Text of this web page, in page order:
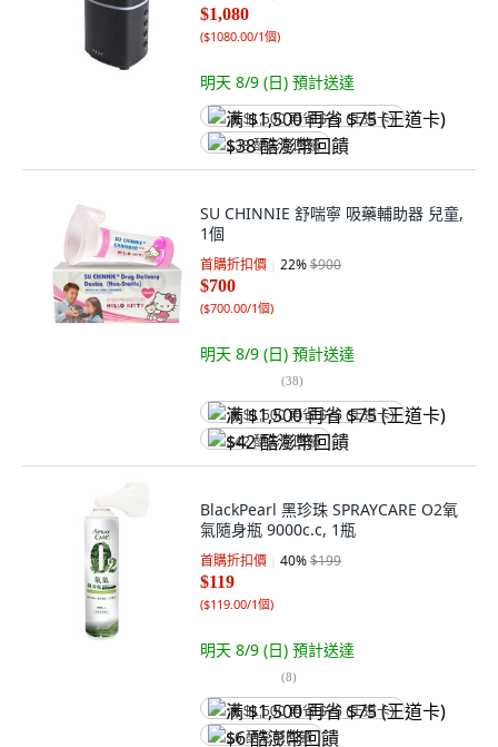
$1,080
($1080.00/1個)
明天 8/9 (日) 預計送達
满 $1,500 再省 $75 (王道卡)
$38 酷澎幣回饋
SU CHINNIE 舒喘寧 吸藥輔助器 兒童,
1個
首購折扣價 22%$900
$700
($700.00/1個)
明天 8/9 (日) 預計送達
(38)
满 $1,500 再省 $75 (王道卡)
$42 酷澎幣回饋
BlackPearl 黑珍珠 SPRAYCARE O2氧
氣隨身瓶 9000c.c, 1瓶
首購折扣價 40%$199
$119
($119.00/1個)
明天 8/9 (日) 預計送達
(8)
满 $1,500 再省 $75 (王道卡)
$6 酷澎幣回饋